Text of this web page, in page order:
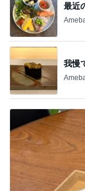
最近
我慢